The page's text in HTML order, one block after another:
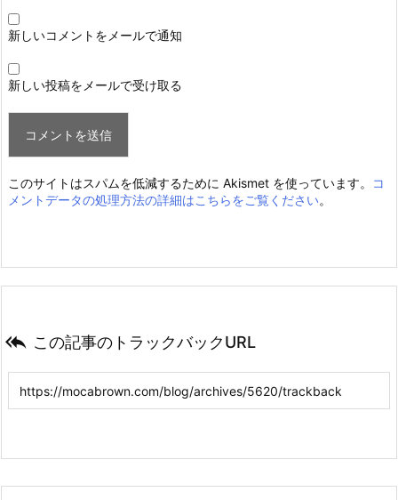
新しいコメントをメールで通知
新しい投稿をメールで受け取る
このサイトはスパムを低減するために Akismet を使っています。
コ
メントデータの処理方法の詳細はこちらをご覧ください。
 この記事のトラックバックURL